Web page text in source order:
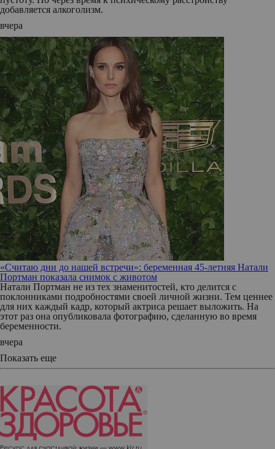
добавляется алкоголизм.
вчера
«Считаю дни до нашей встречи»: беременная 45-летняя Натали
Портман показала снимок с животом
Натали Портман не из тех знаменитостей, кто делится с
поклонниками подробностями своей личной жизни. Тем ценнее
для них каждый кадр, который актриса решает выложить. На
этот раз она опубликовала фотографию, сделанную во время
беременности.
вчера
Показать еще